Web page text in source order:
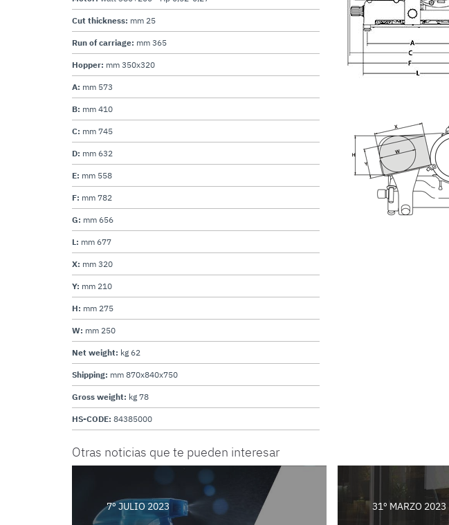
Cut thickness: mm 25
Run of carriage: mm 365
Hopper: mm 350x320
A: mm 573
B: mm 410
C: mm 745
D: mm 632
E: mm 558
F: mm 782
G: mm 656
L: mm 677
X: mm 320
Y: mm 210
H: mm 275
W: mm 250
Net weight: kg 62
Shipping: mm 870x840x750
Gross weight: kg 78
HS-CODE: 84385000
Otras noticias que te pueden interesar
7º JULIO 2023 31º MARZO 2023